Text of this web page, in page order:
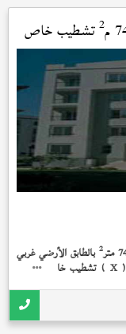
2تشطيب خاص
2 بالطابق الأرضي غربي
X ) تشطيب خاص الوديعة